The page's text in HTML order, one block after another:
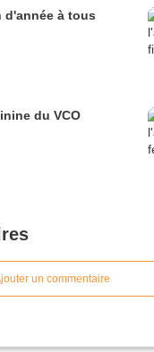
d'année à tous
du VCO
un commentaire